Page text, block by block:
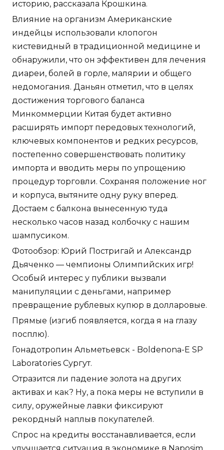
историю, рассказала Крошкина.
Влияние на организм Американские
индейцы использовали клопогон
кистевидный в традиционной медицине и
обнаружили, что он эффективен для лечения
диареи, болей в горле, малярии и общего
недомогания. Даньян отметил, что в целях
достижения торгового баланса
Минкоммерции Китая будет активно
расширять импорт передовых технологий,
ключевых компонентов и редких ресурсов,
постепенно совершенствовать политику
импорта и вводить меры по упрощению
процедур торговли. Сохраняя положение ног
и корпуса, вытяните одну руку вперед.
Достаем с балкона вынесенную туда
несколько часов назад колбочку с нашим
шампусиком.
Фотообзор: Юрий Постригай и Александр
Дьяченко — чемпионы Олимпийских игр!
Особый интерес у публики вызвали
манипуляции с деньгами, например
превращение рублевых купюр в долларовые.
Прямые (изгиб появляется, когда я на глазу
посплю).
Гонадотропин Альметьевск - Boldenona-E SP
Laboratories Сургут.
Отразится ли падение золота на других
активах и как? Ну, а пока меры не вступили в
силу, оружейные лавки фиксируют
рекордный наплыв покупателей.
Спрос на кредиты восстанавливается, если